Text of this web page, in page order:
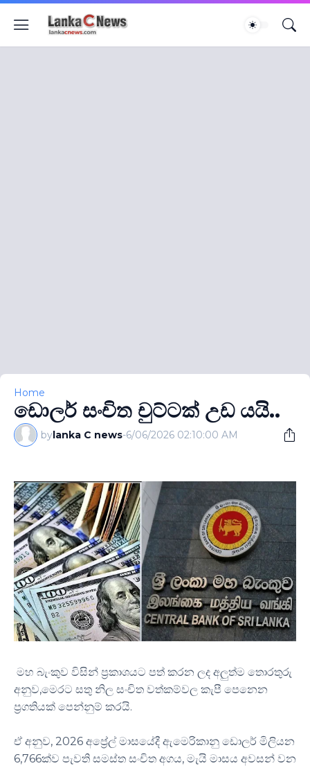
Home
ඩොලර් සංචිත චුට්ටක් උඩ යයි..
bylanka C news-6/06/2026 02:10:00 AM
මහ බැංකුව විසින් ප්‍රකාශයට පත් කරන ලද අලුත්ම තොරතුරු
අනුව,මෙරට සතු නිල සංචිත වත්කම්වල කැපී පෙනෙන
ප්‍රගතියක් පෙන්නුම් කරයි.
ඒ අනුව, 2026 අප්‍රේල් මාසයේදී ඇමෙරිකානු ඩොලර් මිලියන
6,766ක්ව පැවති සමස්ත සංචිත අගය, මැයි මාසය අවසන් වන